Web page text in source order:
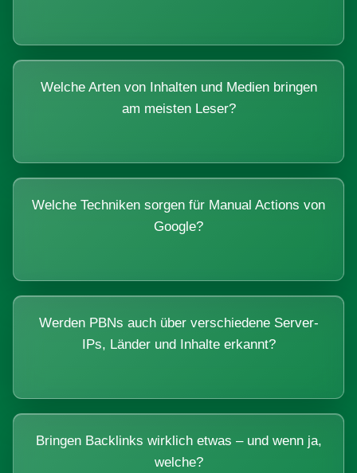
Welche Arten von Inhalten und Medien bringen
am meisten Leser?
Welche Techniken sorgen für Manual Actions von
Google?
Werden PBNs auch über verschiedene Server-
IPs, Länder und Inhalte erkannt?
Bringen Backlinks wirklich etwas – und wenn ja,
welche?